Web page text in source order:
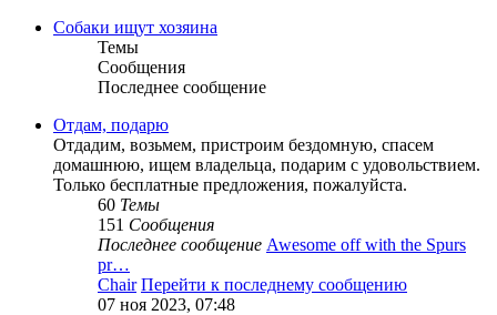
Собаки ищут хозяина
Темы
Сообщения
Последнее сообщение
Отдам, подарю
Отдадим, возьмем, пристроим бездомную, спасем
домашнюю, ищем владельца, подарим с удовольствием.
Только бесплатные предложения, пожалуйста.
60 Темы
151 Сообщения
Последнее сообщение Awesome off with the Spurs
pr…
Chair Перейти к последнему сообщению
07 ноя 2023, 07:48